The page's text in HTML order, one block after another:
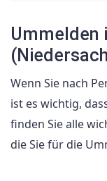
Ummelden
Wenn Sie nach
ist es wichtig,
finden Sie alle
die Sie für die